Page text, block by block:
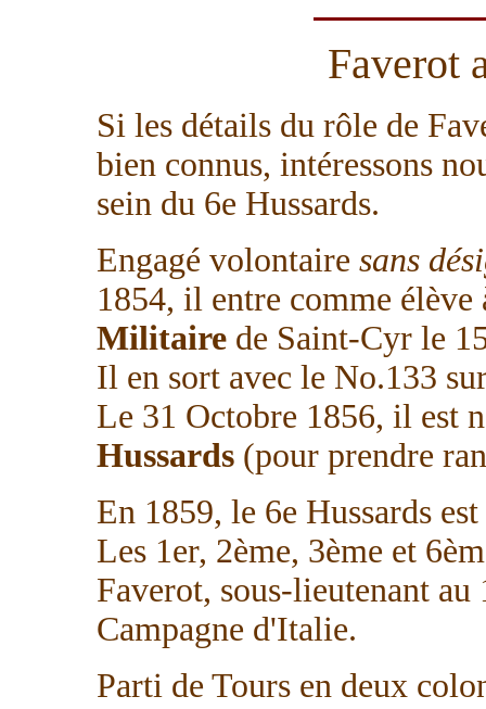
Faverot
Si les détails du rôle de
bien connus, intéressons
sein du 6e Hussards.
Engagé volontaire sans
1854, il entre comme élève
Militaire de Saint-Cyr le
Il en sort avec le No.133
Le 31 Octobre 1856, il est
Hussards (pour prendre
En 1859, le 6e Hussards
Les 1er, 2ème, 3ème et
Faverot, sous-lieutenant
Campagne d'Italie.
Parti de Tours en deux